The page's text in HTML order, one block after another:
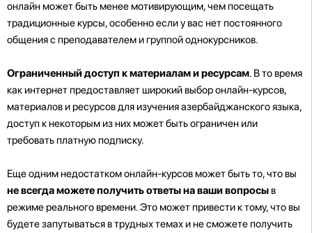
онлайн может быть менее мотивирующим, чем посещать
традиционные курсы, особенно если у вас нет постоянного
общения с преподавателем и группой однокурсников.
Ограниченный доступ к материалам и ресурсам. В то время
как интернет предоставляет широкий выбор онлайн-курсов,
материалов и ресурсов для изучения азербайджанского языка,
доступ к некоторым из них может быть ограничен или
требовать платную подписку.
Еще одним недостатком онлайн-курсов может быть то, что вы
не всегда можете получить ответы на ваши вопросыв
режиме реального времени. Это может привести к тому, что вы
будете запутываться в трудных темах и не сможете получить